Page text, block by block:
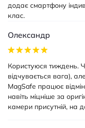
додає смартфону
клас.
Олександр
Користуюся тиждень.
відчувається вага),
MagSafe працює
навіть міцніше за
камери присутній, на